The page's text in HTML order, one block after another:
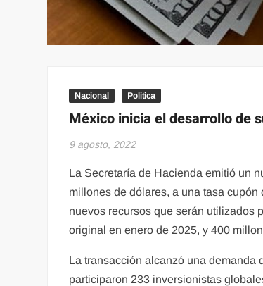
Nacional Politica
México inicia el desarrollo de
9 agosto, 2022
La Secretaría de Hacienda emitió un
millones de dólares, a una tasa
nuevos recursos que serán utilizados
original en enero de 2025, y 400
La transacción alcanzó una demanda
participaron 233 inversionistas